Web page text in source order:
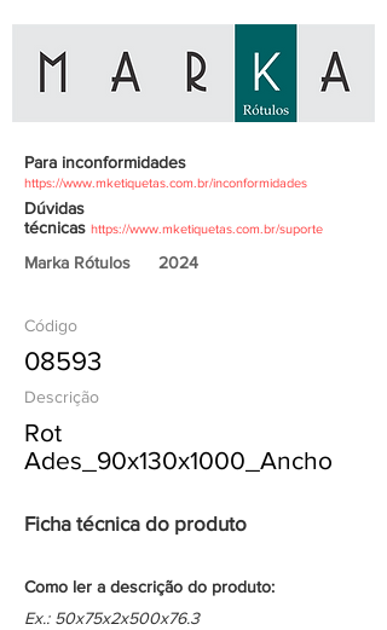
Para inconformidades
https://www.mketiquetas.com.br/inconformidades
Dúvidas
técnicas https://www.mketiquetas.com.br/suporte
Marka Rótulos 2024
Código
08593
Descrição
Rot
Ades_90x130x1000_Ancho
Ficha técnica do produto
Como ler a descrição do produto:
Ex.: 50x75x2x500x76.3